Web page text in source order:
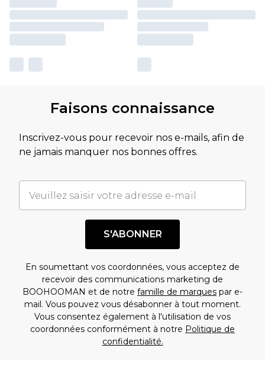
Faisons connaissance
Inscrivez-vous pour recevoir nos e-mails, afin de
ne jamais manquer nos bonnes offres.
S'ABONNER
En soumettant vos coordonnées, vous acceptez de
recevoir des communications marketing de
BOOHOOMAN et de notre famille de marques par e-
mail. Vous pouvez vous désabonner à tout moment.
Vous consentez également à l'utilisation de vos
coordonnées conformément à notre Politique de
confidentialité.